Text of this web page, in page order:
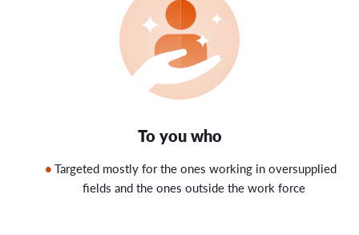
To you who
Targeted mostly for the ones working in oversupplied
fields and the ones outside the work force